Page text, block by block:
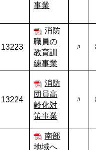
事業
13223
消防
職員の
教育訓
練事業
〃
13224
消防
団員高
齢化対
策事業
〃
南部
地域へ